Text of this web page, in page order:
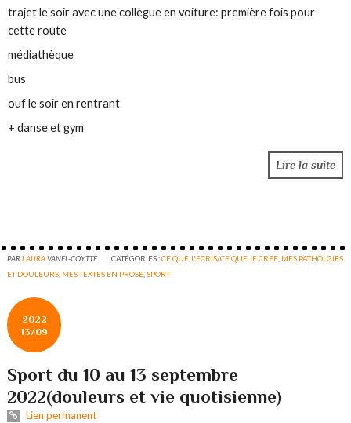
trajet le soir avec une collègue en voiture: première fois pour
cette route
médiathèque
bus
ouf le soir en rentrant
+ danse et gym
Lire la suite
PARLAURAVANEL-COYTTE CATÉGORIES :CE QUE J'ECRIS/CE QUE JE CREE MES PATHOLGIES
ET DOULEURS MES TEXTES EN PROSE ,SPORT
2022
13/09
Sport du 10 au 13 septembre
2022(douleurs et vie quotisienne)
Lien permanent